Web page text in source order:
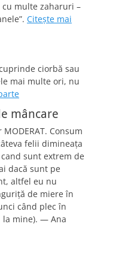
multe zaharuri –
Citeşte mai
ciorbă sau
mai multe ori, nu
mâncare
Consum
felii dimineaţa
sunt extrem de
dacă sunt pe
altfel eu nu
de miere în
când plec în
la mine). — Ana